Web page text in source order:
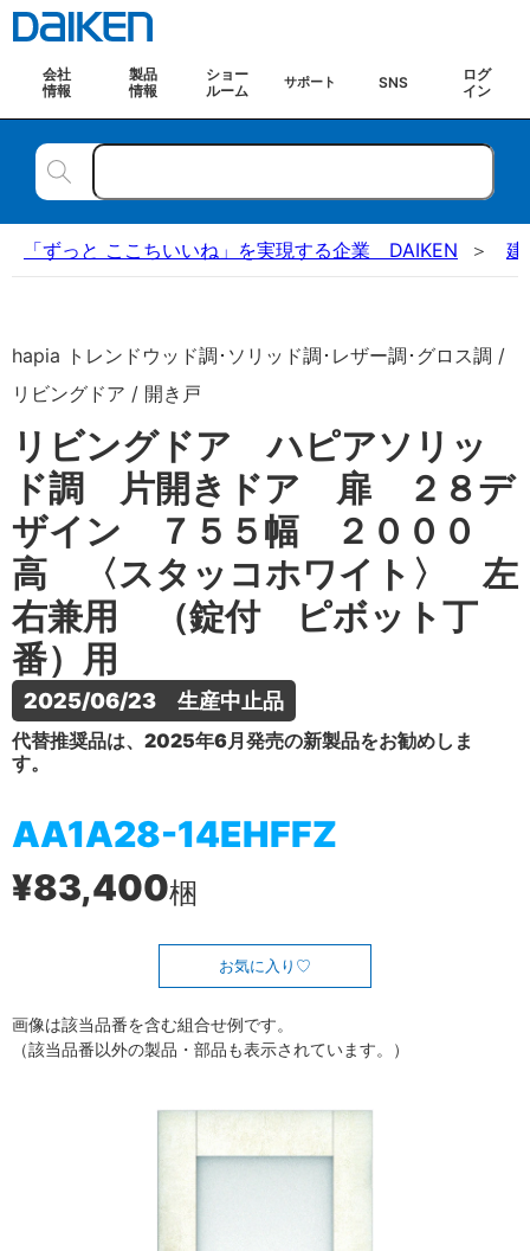
会社
情報
製品
情報
ショー
ルーム
サポート SNS
ログ
イン
「ずっと ここちいいね」を実現する企業 DAIKEN 建
hapia トレンドウッド調･ソリッド調･レザー調･グロス調 /
リビングドア / 開き戸
リビングドア ハピアソリッ
ド調 片開きドア 扉 ２８デ
ザイン ７５５幅 ２０００
高 〈スタッコホワイト〉 左
右兼用 （錠付 ピボット丁
番）用
2025/06/23　生産中止品
代替推奨品は、2025年6月発売の新製品をお勧めしま
す。
AA1A28-14EHFFZ
¥83,400梱
お気に入り
画像は該当品番を含む組合せ例です。
（該当品番以外の製品・部品も表示されています。）